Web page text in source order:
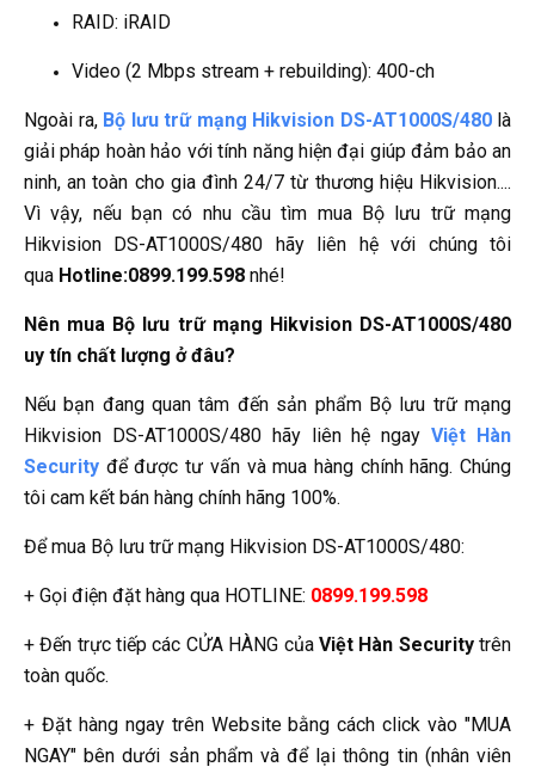
RAID: iRAID
Video (2 Mbps stream + rebuilding): 400-ch
Ngoài ra, Bộ lưu trữ mạng Hikvision DS-AT1000S/480 là
giải pháp hoàn hảo với tính năng hiện đại giúp đảm bảo an
ninh, an toàn cho gia đình 24/7 từ thương hiệu Hikvision....
Vì vậy, nếu bạn có nhu cầu tìm mua Bộ lưu trữ mạng
Hikvision DS-AT1000S/480 hãy liên hệ với chúng tôi
qua Hotline:0899.199.598 nhé!
Nên mua Bộ lưu trữ mạng Hikvision DS-AT1000S/480
uy tín chất lượng ở đâu?
Nếu bạn đang quan tâm đến sản phẩm Bộ lưu trữ mạng
Hikvision DS-AT1000S/480 hãy liên hệ ngayViệt Hàn
Security để được tư vấn và mua hàng chính hãng. Chúng
tôi cam kết bán hàng chính hãng 100%.
Để mua Bộ lưu trữ mạng Hikvision DS-AT1000S/480:
+ Gọi điện đặt hàng qua HOTLINE: 0899.199.598
+ Đến trực tiếp các CỬA HÀNG của Việt Hàn Securitytrên
toàn quốc.
+ Đặt hàng ngay trên Website bằng cách click vào "MUA
NGAY" bên dưới sản phẩm và để lại thông tin (nhân viên